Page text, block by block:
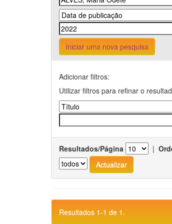
Iniciar uma nova pesquisa
Adicionar filtros:
Utilizar filtros para refinar o
Resultados/Página |
Resultados 1-1 de 1.